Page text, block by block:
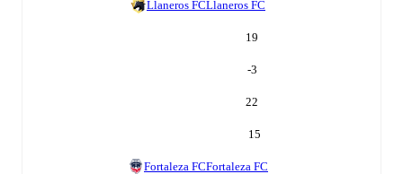
Llaneros FCLlaneros FC
19
-3
22
15
Fortaleza FCFortaleza FC